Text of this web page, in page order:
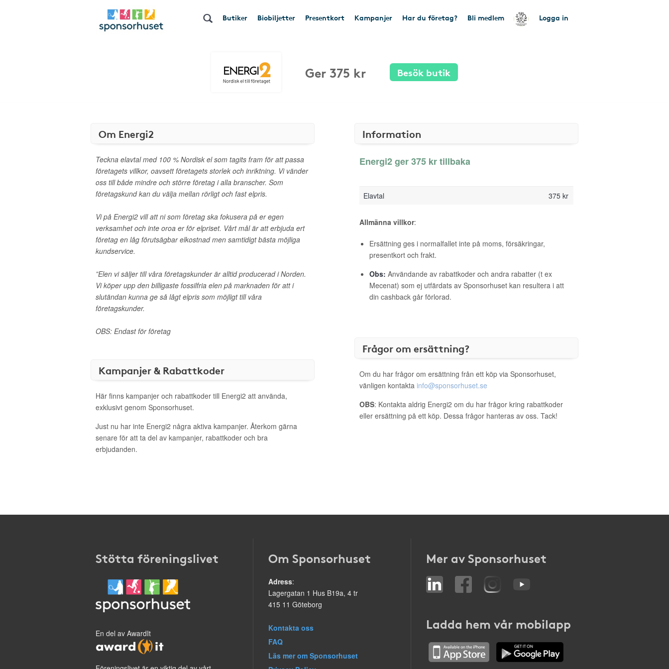
Butiker Biobiljetter Presentkort Kampanjer Har du företag? Bli medlem Logga in
Ger 375 kr Besök butik
Om Energi2
Teckna elavtal med 100 % Nordisk el som tagits fram för att passa
företagets villkor, oavsett företagets storlek och inriktning. Vi vänder
oss till både mindre och större företag i alla branscher. Som
företagskund kan du välja mellan rörligt och fast elpris.
Vi på Energi2 vill att ni som företag ska fokusera på er egen
verksamhet och inte oroa er för elpriset. Vårt mål är att erbjuda ert
företag en låg förutsägbar elkostnad men samtidigt bästa möjliga
kundservice.
”Elen vi säljer till våra företagskunder är alltid producerad i Norden.
Vi köper upp den billigaste fossilfria elen på marknaden för att i
slutändan kunna ge så lågt elpris som möjligt till våra
företagskunder.
OBS: Endast för företag
Kampanjer & Rabattkoder
Här finns kampanjer och rabattkoder till Energi2 att använda,
exklusivt genom Sponsorhuset.
Just nu har inte Energi2 några aktiva kampanjer. Återkom gärna
senare för att ta del av kampanjer, rabattkoder och bra
erbjudanden.
Information
Energi2 ger 375 kr tillbaka
Elavtal 375 kr
Allmänna villkor:
Ersättning ges i normalfallet inte på moms, försäkringar,
presentkort och frakt.
Obs: Användande av rabattkoder och andra rabatter (t ex
Mecenat) som ej utfärdats av Sponsorhuset kan resultera i att
din cashback går förlorad.
Frågor om ersättning?
Om du har frågor om ersättning från ett köp via Sponsorhuset,
vänligen kontakta info@sponsorhuset.se
OBS: Kontakta aldrig Energi2 om du har frågor kring rabattkoder
eller ersättning på ett köp. Dessa frågor hanteras av oss. Tack!
Stötta föreningslivet
En del av AwardIt
Om Sponsorhuset
Adress:
Lagergatan 1 Hus B19a, 4 tr
415 11 Göteborg
Kontakta oss
FAQ
Läs mer om Sponsorhuset
Mer av Sponsorhuset
Ladda hem vår mobilapp